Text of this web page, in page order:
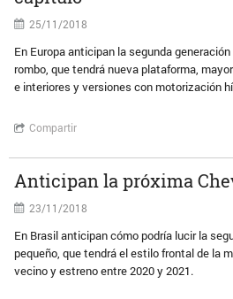
25/11/2018
En Europa anticipan la segunda
rombo, que tendrá nueva plataforma,
e interiores y versiones con motorización
Compartir
Anticipan la próxima
23/11/2018
En Brasil anticipan cómo podría lucir la
pequeño, que tendrá el estilo frontal de la
vecino y estreno entre 2020 y 2021.